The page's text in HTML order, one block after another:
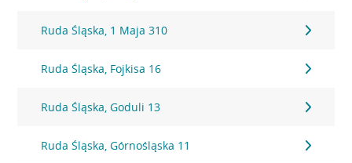
Ruda Śląska, 1 Maja 310
Ruda Śląska, Fojkisa 16
Ruda Śląska, Goduli 13
Ruda Śląska, Górnośląska 11